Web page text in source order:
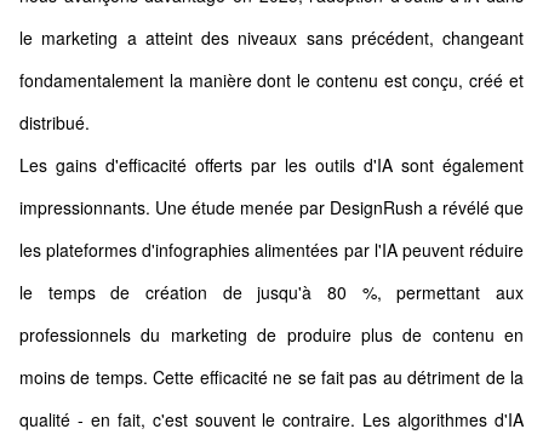
le marketing a atteint des niveaux sans précédent, changeant
fondamentalement la manière dont le contenu est conçu, créé et
distribué.
Les gains d'efficacité offerts par les outils d'IA sont également
impressionnants. Une étude menée par DesignRush a révélé que
les plateformes d'infographies alimentées par l'IA peuvent réduire
le temps de création de jusqu'à 80 %, permettant aux
professionnels du marketing de produire plus de contenu en
moins de temps. Cette efficacité ne se fait pas au détriment de la
qualité - en fait, c'est souvent le contraire. Les algorithmes d'IA